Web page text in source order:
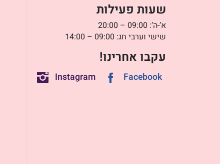
שעות פעילות
א’-ה’: 09:00 – 20:00
שישי וערבי חג: 09:00 – 14:00
עקבו אחרינו!
Facebook
Instagram